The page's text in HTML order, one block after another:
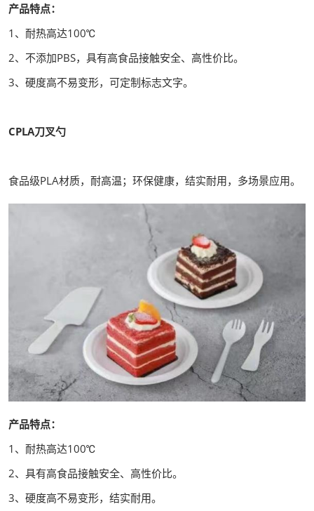
产品特点：
1、耐热高达100℃
2、不添加PBS，具有高食品接触安全、高性价比。
3、硬度高不易变形，可定制标志文字。
CPLA刀叉勺
食品级PLA材质，耐高温；环保健康，结实耐用，多场景应用。
产品特点：
1、耐热高达100℃
2、具有高食品接触安全、高性价比。
3、硬度高不易变形，结实耐用。